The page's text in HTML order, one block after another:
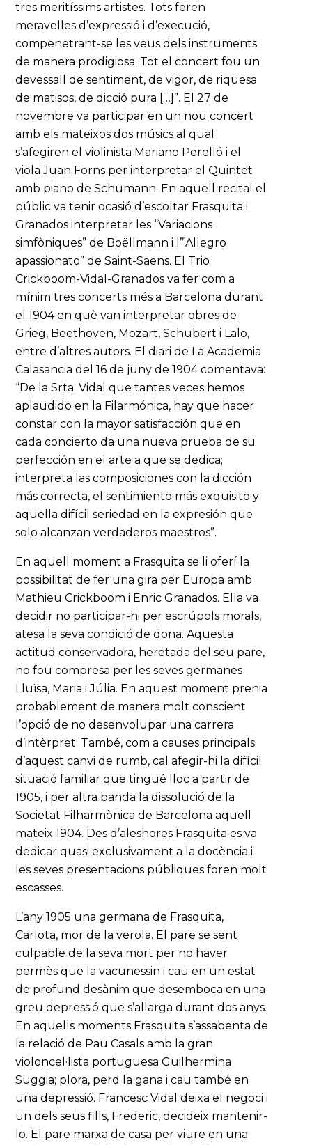
tres meritíssims artistes. Tots feren
meravelles d’expressió i d’execució,
compenetrant-se les veus dels instruments
de manera prodigiosa. Tot el concert fou un
devessall de sentiment, de vigor, de riquesa
de matisos, de dicció pura […]”. El 27 de
novembre va participar en un nou concert
amb els mateixos dos músics al qual
s’afegiren el violinista Mariano Perelló i el
viola Juan Forns per interpretar el Quintet
amb piano de Schumann. En aquell recital el
públic va tenir ocasió d’escoltar Frasquita i
Granados interpretar les “Variacions
simfòniques” de Boëllmann i l’”Allegro
apassionato” de Saint-Säens. El Trio
Crickboom-Vidal-Granados va fer com a
mínim tres concerts més a Barcelona durant
el 1904 en què van interpretar obres de
Grieg, Beethoven, Mozart, Schubert i Lalo,
entre d’altres autors. El diari de La Academia
Calasancia del 16 de juny de 1904 comentava:
“De la Srta. Vidal que tantes veces hemos
aplaudido en la Filarmónica, hay que hacer
constar con la mayor satisfacción que en
cada concierto da una nueva prueba de su
perfección en el arte a que se dedica;
interpreta las composiciones con la dicción
más correcta, el sentimiento más exquisito y
aquella difícil seriedad en la expresión que
solo alcanzan verdaderos maestros”.
En aquell moment a Frasquita se li oferí la
possibilitat de fer una gira per Europa amb
Mathieu Crickboom i Enric Granados. Ella va
decidir no participar-hi per escrúpols morals,
atesa la seva condició de dona. Aquesta
actitud conservadora, heretada del seu pare,
no fou compresa per les seves germanes
Lluïsa, Maria i Júlia. En aquest moment prenia
probablement de manera molt conscient
l’opció de no desenvolupar una carrera
d’intèrpret. També, com a causes principals
d’aquest canvi de rumb, cal afegir-hi la difícil
situació familiar que tingué lloc a partir de
1905, i per altra banda la dissolució de la
Societat Filharmònica de Barcelona aquell
mateix 1904. Des d’aleshores Frasquita es va
dedicar quasi exclusivament a la docència i
les seves presentacions públiques foren molt
escasses.
L’any 1905 una germana de Frasquita,
Carlota, mor de la verola. El pare se sent
culpable de la seva mort per no haver
permès que la vacunessin i cau en un estat
de profund desànim que desemboca en una
greu depressió que s’allarga durant dos anys.
En aquells moments Frasquita s’assabenta de
la relació de Pau Casals amb la gran
violoncel·lista portuguesa Guilhermina
Suggia; plora, perd la gana i cau també en
una depressió. Francesc Vidal deixa el negoci i
un dels seus fills, Frederic, decideix mantenir-
lo. El pare marxa de casa per viure en una